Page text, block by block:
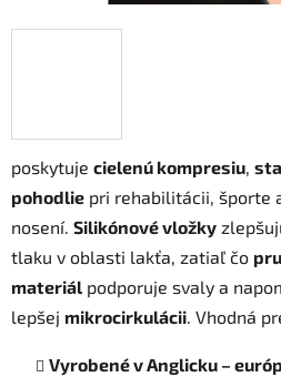
poskytuje cielenú kompresiu,
pohodlie pri rehabilitácii, športe
nosení. Silikónové vložky
tlaku v oblasti lakťa, zatiaľ čo
materiál podporuje svaly a
lepšej mikrocirkulácii. Vhodná
Vyrobené v Anglicku –